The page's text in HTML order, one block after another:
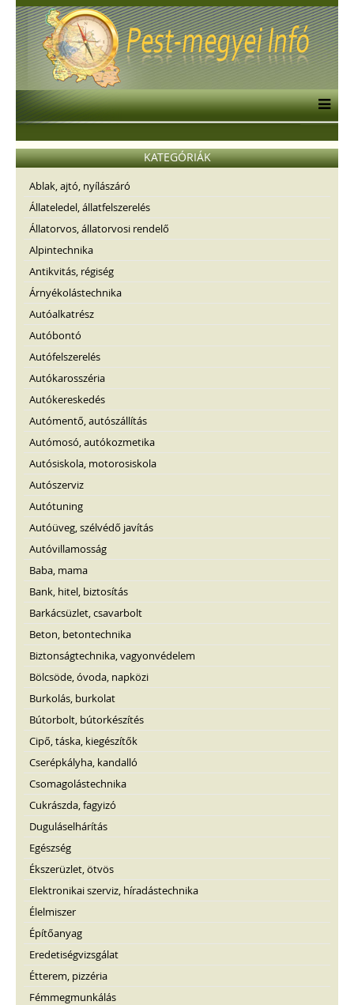
KATEGÓRIÁK
Ablak, ajtó, nyílászáró
Állateledel, állatfelszerelés
Állatorvos, állatorvosi rendelő
Alpintechnika
Antikvitás, régiség
Árnyékolástechnika
Autóalkatrész
Autóbontó
Autófelszerelés
Autókarosszéria
Autókereskedés
Autómentő, autószállítás
Autómosó, autókozmetika
Autósiskola, motorosiskola
Autószerviz
Autótuning
Autóüveg, szélvédő javítás
Autóvillamosság
Baba, mama
Bank, hitel, biztosítás
Barkácsüzlet, csavarbolt
Beton, betontechnika
Biztonságtechnika, vagyonvédelem
Bölcsöde, óvoda, napközi
Burkolás, burkolat
Bútorbolt, bútorkészítés
Cipő, táska, kiegészítők
Cserépkályha, kandalló
Csomagolástechnika
Cukrászda, fagyizó
Duguláselhárítás
Egészség
Ékszerüzlet, ötvös
Elektronikai szerviz, híradástechnika
Élelmiszer
Építőanyag
Eredetiségvizsgálat
Étterem, pizzéria
Fémmegmunkálás